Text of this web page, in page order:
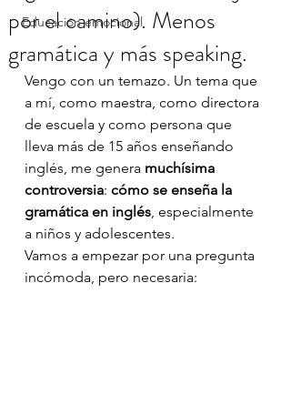
Educación emocional
por el camino). Menos
gramática y más speaking.
Vengo con un temazo. Un tema que
a mí, como maestra, como directora
de escuela y como persona que
lleva más de 15 años enseñando
inglés, me genera muchísima
controversia: cómo se enseña la
gramática en inglés, especialmente
a niños y adolescentes.
Vamos a empezar por una pregunta
incómoda, pero necesaria: